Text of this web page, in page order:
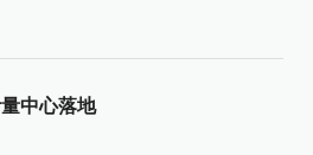
中心落地